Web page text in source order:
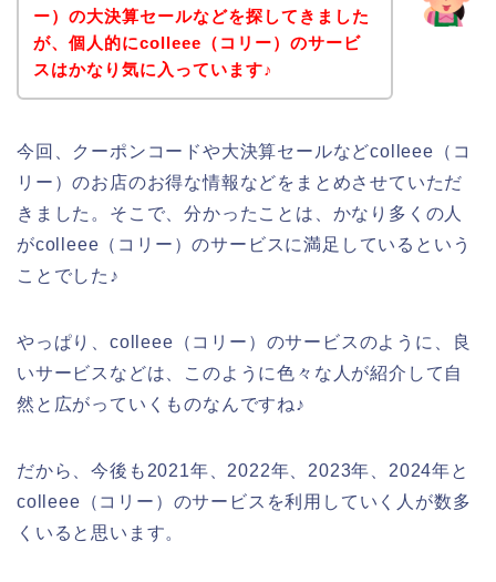
ー）の大決算セールなどを探してきました
が、個人的にcolleee（コリー）のサービ
スはかなり気に入っています♪
今回、クーポンコードや大決算セールなどcolleee（コ
リー）のお店のお得な情報などをまとめさせていただ
きました。そこで、分かったことは、かなり多くの人
がcolleee（コリー）のサービスに満足しているという
ことでした♪
やっぱり、colleee（コリー）のサービスのように、良
いサービスなどは、このように色々な人が紹介して自
然と広がっていくものなんですね♪
だから、今後も2021年、2022年、2023年、2024年と
colleee（コリー）のサービスを利用していく人が数多
くいると思います。